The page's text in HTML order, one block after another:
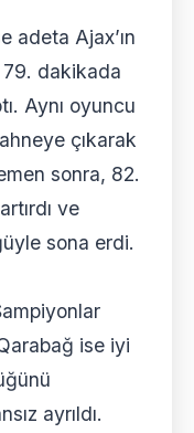
adeta Ajax’ın
dakikada
Aynı oyuncu
çıkarak
sonra, 82.
ve
sona erdi.
ise iyi
ayrıldı.